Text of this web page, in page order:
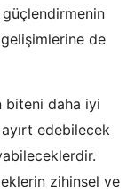
güçlendirmenin
de
biteni daha iyi
edebilecek
zihinsel ve